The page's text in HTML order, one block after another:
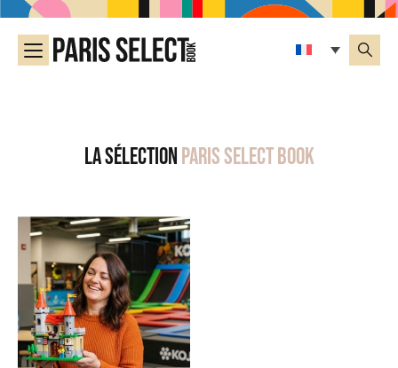
La sélectionParis Select Book